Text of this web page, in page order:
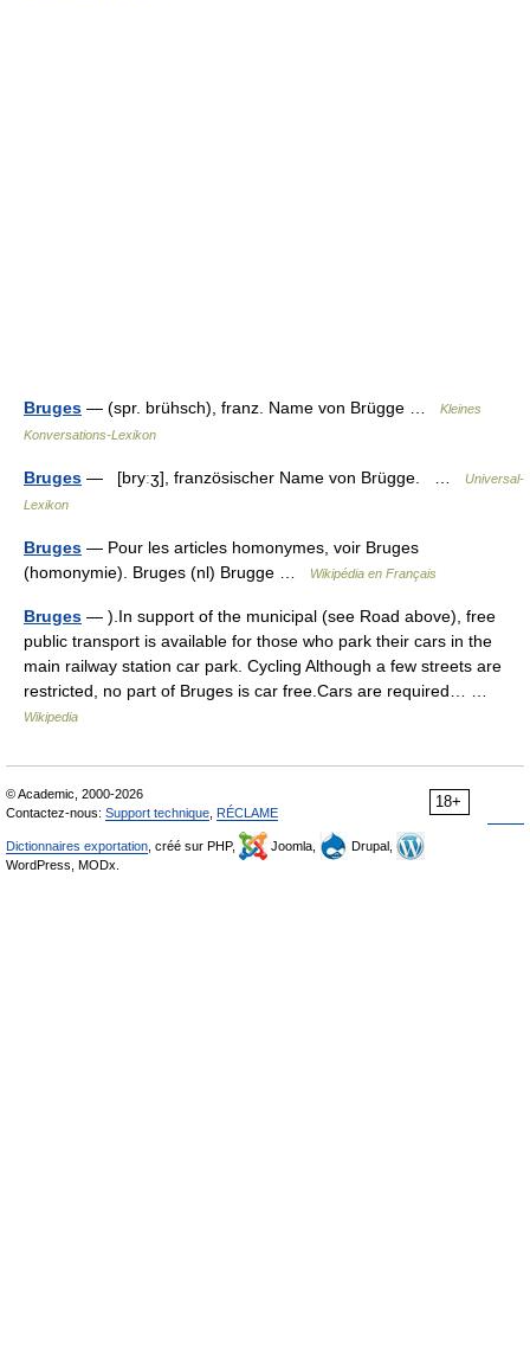
Bruges — (spr. brühsch), franz. Name von Brügge …
Kleines
Konversations-Lexikon
Bruges — [bryːʒ], französischer Name von Brügge. …
Universal-
Lexikon
Bruges — Pour les articles homonymes, voir Bruges
(homonymie). Bruges (nl) Brugge …
Wikipédia en Français
Bruges — ).In support of the municipal (see Road above), free
public transport is available for those who park their cars in the
main railway station car park. Cycling Although a few streets are
restricted, no part of Bruges is car free.Cars are required… …
Wikipedia
18+
© Academic, 2000-2026
Contactez-nous: Support technique RÉCLAME
Dictionnaires exportation , créé sur PHP, Joomla,
Drupal,
WordPress, MODx.